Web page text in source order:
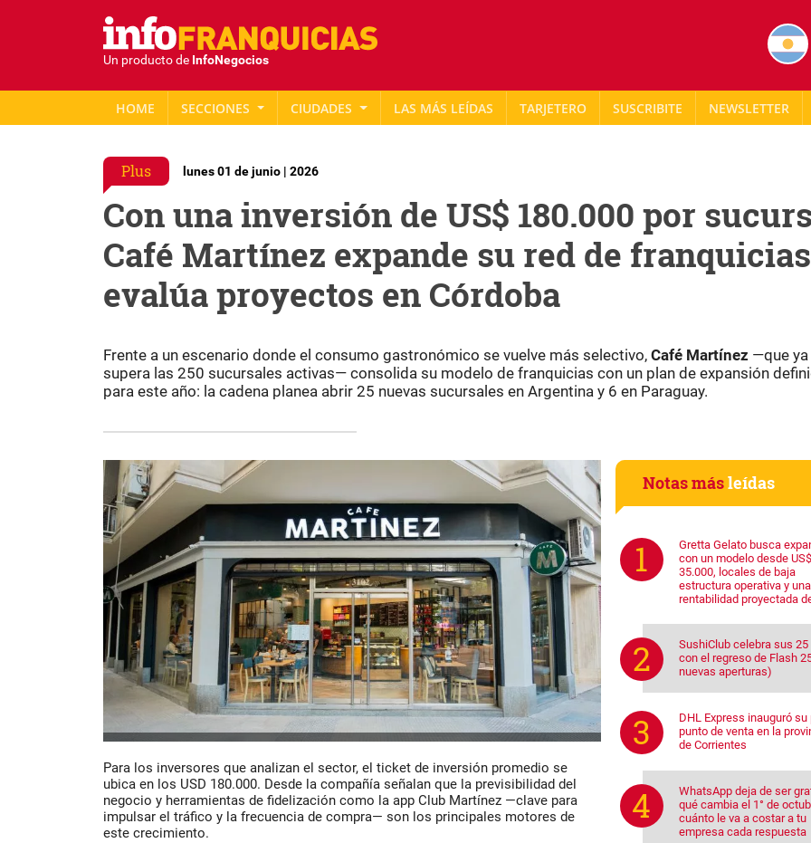
Un producto de InfoNegocios
HOME SECCIONES CIUDADES LAS MÁS LEÍDAS TARJETERO NEWSLETTER
Plus lunes 01 de junio | 2026
Con una inversión de US$ 180.000 por
Café Martínez expande su red de
evalúa proyectos en Córdoba
Frente a un escenario donde el consumo gastronómico se vuelve más selectivo, Café Martínez —que ya
supera las 250 sucursales activas— consolida su modelo de franquicias con un plan de expansión
para este año: la cadena planea abrir 25 nuevas sucursales en Argentina y 6 en Paraguay.
Para los inversores que analizan el sector, el ticket de inversión promedio se
ubica en los USD 180.000. Desde la compañía señalan que la previsibilidad del
negocio y herramientas de fidelización como la app Club Martínez —clave para
impulsar el tráfico y la frecuencia de compra— son los principales motores de
este crecimiento.
Notas másleídas
Gretta Gelato busca
con un modelo desde US$
35.000, locales de baja
estructura operativa y una
rentabilidad proyectada
SushiClub celebra sus 25
con el regreso de Flash
nuevas aperturas)
DHL Express inauguró su
punto de venta en la
de Corrientes
WhatsApp deja de ser
qué cambia el 1° de
cuánto le va a costar a tu
empresa cada respuesta